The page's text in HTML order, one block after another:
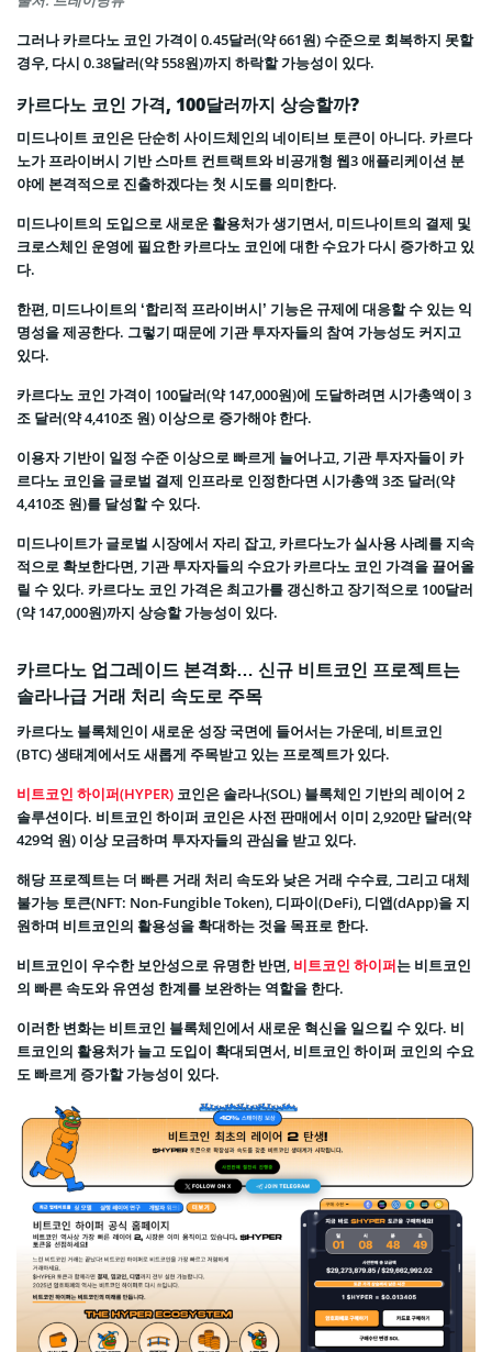
그러나 카르다노 코인 가격이 0.45달러(약 661원) 수준으로 회복하지 못할
경우, 다시 0.38달러(약 558원)까지 하락할 가능성이 있다.
카르다노 코인 가격, 100달러까지 상승할까?
미드나이트 코인은 단순히 사이드체인의 네이티브 토큰이 아니다. 카르다
노가 프라이버시 기반 스마트 컨트랙트와 비공개형 웹3 애플리케이션 분
야에 본격적으로 진출하겠다는 첫 시도를 의미한다.
미드나이트의 도입으로 새로운 활용처가 생기면서, 미드나이트의 결제 및
크로스체인 운영에 필요한 카르다노 코인에 대한 수요가 다시 증가하고 있
다.
한편, 미드나이트의 ‘합리적 프라이버시’ 기능은 규제에 대응할 수 있는 익
명성을 제공한다. 그렇기 때문에 기관 투자자들의 참여 가능성도 커지고
있다.
카르다노 코인 가격이 100달러(약 147,000원)에 도달하려면 시가총액이 3
조 달러(약 4,410조 원) 이상으로 증가해야 한다.
이용자 기반이 일정 수준 이상으로 빠르게 늘어나고, 기관 투자자들이 카
르다노 코인을 글로벌 결제 인프라로 인정한다면 시가총액 3조 달러(약
4,410조 원)를 달성할 수 있다.
미드나이트가 글로벌 시장에서 자리 잡고, 카르다노가 실사용 사례를 지속
적으로 확보한다면, 기관 투자자들의 수요가 카르다노 코인 가격을 끌어올
릴 수 있다. 카르다노 코인 가격은 최고가를 갱신하고 장기적으로 100달러
(약 147,000원)까지 상승할 가능성이 있다.
카르다노 업그레이드 본격화… 신규 비트코인 프로젝트는
솔라나급 거래 처리 속도로 주목
카르다노 블록체인이 새로운 성장 국면에 들어서는 가운데, 비트코인
(BTC) 생태계에서도 새롭게 주목받고 있는 프로젝트가 있다.
비트코인 하이퍼(HYPER) 코인은 솔라나(SOL) 블록체인 기반의 레이어 2
솔루션이다. 비트코인 하이퍼 코인은 사전 판매에서 이미 2,920만 달러(약
429억 원) 이상 모금하며 투자자들의 관심을 받고 있다.
해당 프로젝트는 더 빠른 거래 처리 속도와 낮은 거래 수수료, 그리고 대체
불가능 토큰(NFT: Non-Fungible Token), 디파이(DeFi), 디앱(dApp)을 지
원하며 비트코인의 활용성을 확대하는 것을 목표로 한다.
비트코인이 우수한 보안성으로 유명한 반면, 비트코인 하이퍼는 비트코인
의 빠른 속도와 유연성 한계를 보완하는 역할을 한다.
이러한 변화는 비트코인 블록체인에서 새로운 혁신을 일으킬 수 있다. 비
트코인의 활용처가 늘고 도입이 확대되면서, 비트코인 하이퍼 코인의 수요
도 빠르게 증가할 가능성이 있다.